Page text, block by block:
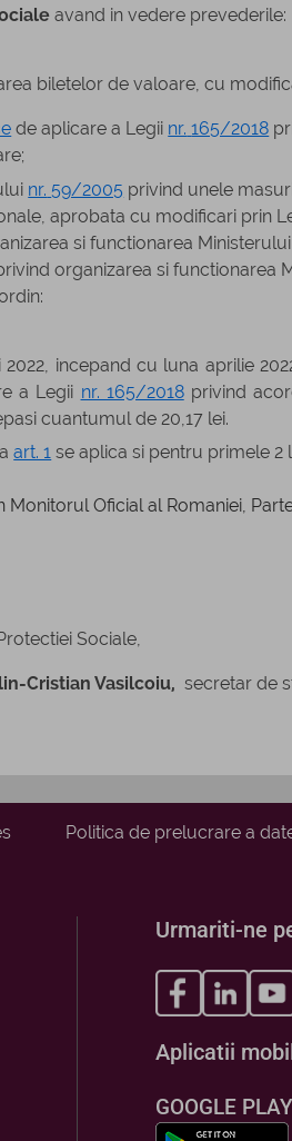
avand in vedere prevederile:
biletelor de valoare, cu
de aplicare a Legii nr. 165/2018
nr. 59/2005 privind unele
aprobata cu modificari prin
si functionarea
organizarea si functionarea
incepand cu luna aprilie
a Legii nr. 165/2018privind
cuantumul de 20,17 lei.
art. 1 se aplica si pentru primele 2
Oficial al Romaniei,
Sociale,
Cristian Vasilcoiu, secretar de
Politica de prelucrare a
Urmariti-ne
Aplicatii
GOOGLE